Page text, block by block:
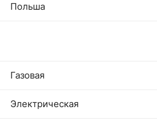
Польша
Газовая
Электрическая